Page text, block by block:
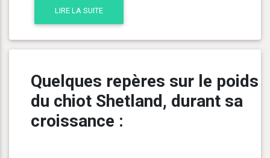
LIRE LA SUITE
Quelques repères sur le poids
du chiot Shetland, durant sa
croissance :